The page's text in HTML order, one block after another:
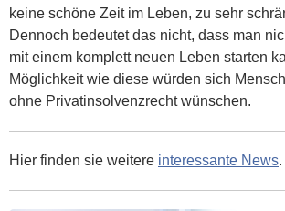
keine schöne Zeit im Leben, zu sehr
Dennoch bedeutet das nicht, dass man
mit einem komplett neuen Leben starten
Möglichkeit wie diese würden sich
ohne Privatinsolvenzrecht wünschen.
Hier finden sie weitere interessante News.